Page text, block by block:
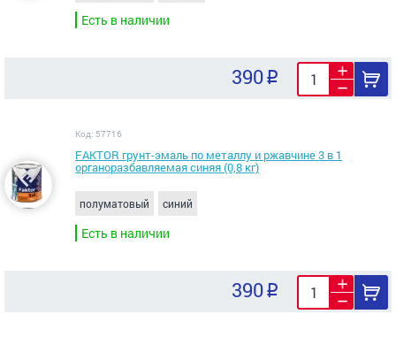
Есть в наличии
390
Код: 57716
FAKTOR грунт-эмаль по металлу и ржавчине 3 в 1
органоразбавляемая синяя (0,8 кг)
полуматовый синий
Есть в наличии
390